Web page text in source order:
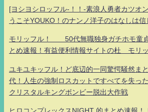
[ヨシヨシロッフル-！！-素浪人勇者カツオ
うこそYOUKO！のナンノ洋子のはなしは信
モリッフル！ 50代無職独身ガチホモ童貞
とめ速報！有益便利情報サイトの杜 モリ
ユキユキッフル！ど底辺的一同驚愕騒然ま
代！人生の強制ロスカットですべてを失っ
クリスタルキングボンビー脱出大作戦
ヒロコンプレックスNIGHT 的まとめ速報！